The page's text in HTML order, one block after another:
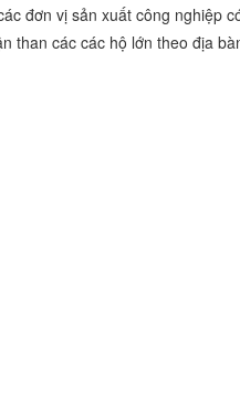
đơn vị sản xuất công nghiệp
than các các hộ lớn theo địa